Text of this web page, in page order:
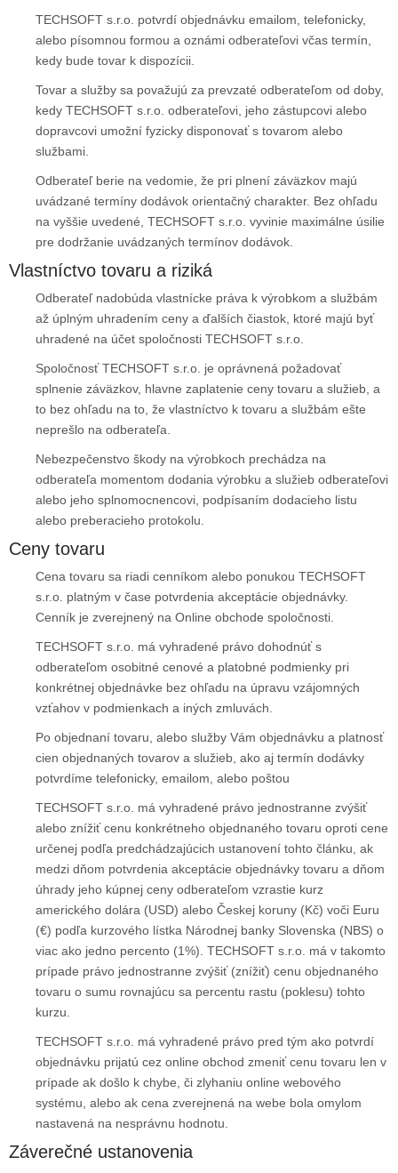
TECHSOFT s.r.o. potvrdí objednávku emailom, telefonicky,
alebo písomnou formou a oznámi odberateľovi včas termín,
kedy bude tovar k dispozícii.
Tovar a služby sa považujú za prevzaté odberateľom od doby,
kedy TECHSOFT s.r.o. odberateľovi, jeho zástupcovi alebo
dopravcovi umožní fyzicky disponovať s tovarom alebo
službami.
Odberateľ berie na vedomie, že pri plnení záväzkov majú
uvádzané termíny dodávok orientačný charakter. Bez ohľadu
na vyššie uvedené, TECHSOFT s.r.o. vyvinie maximálne úsilie
pre dodržanie uvádzaných termínov dodávok.
Vlastníctvo tovaru a riziká
Odberateľ nadobúda vlastnícke práva k výrobkom a službám
až úplným uhradením ceny a ďalších čiastok, ktoré majú byť
uhradené na účet spoločnosti TECHSOFT s.r.o.
Spoločnosť TECHSOFT s.r.o. je oprávnená požadovať
splnenie záväzkov, hlavne zaplatenie ceny tovaru a služieb, a
to bez ohľadu na to, že vlastníctvo k tovaru a službám ešte
neprešlo na odberateľa.
Nebezpečenstvo škody na výrobkoch prechádza na
odberateľa momentom dodania výrobku a služieb odberateľovi
alebo jeho splnomocnencovi, podpísaním dodacieho listu
alebo preberacieho protokolu.
Ceny tovaru
Cena tovaru sa riadi cenníkom alebo ponukou TECHSOFT
s.r.o. platným v čase potvrdenia akceptácie objednávky.
Cenník je zverejnený na Online obchode spoločnosti.
TECHSOFT s.r.o. má vyhradené právo dohodnúť s
odberateľom osobitné cenové a platobné podmienky pri
konkrétnej objednávke bez ohľadu na úpravu vzájomných
vzťahov v podmienkach a iných zmluvách.
Po objednaní tovaru, alebo služby Vám objednávku a platnosť
cien objednaných tovarov a služieb, ako aj termín dodávky
potvrdíme telefonicky, emailom, alebo poštou
TECHSOFT s.r.o. má vyhradené právo jednostranne zvýšiť
alebo znížiť cenu konkrétneho objednaného tovaru oproti cene
určenej podľa predchádzajúcich ustanovení tohto článku, ak
medzi dňom potvrdenia akceptácie objednávky tovaru a dňom
úhrady jeho kúpnej ceny odberateľom vzrastie kurz
amerického dolára (USD) alebo Českej koruny (Kč) voči Euru
(€) podľa kurzového lístka Národnej banky Slovenska (NBS) o
viac ako jedno percento (1%). TECHSOFT s.r.o. má v takomto
prípade právo jednostranne zvýšiť (znížiť) cenu objednaného
tovaru o sumu rovnajúcu sa percentu rastu (poklesu) tohto
kurzu.
TECHSOFT s.r.o. má vyhradené právo pred tým ako potvrdí
objednávku prijatú cez online obchod zmeniť cenu tovaru len v
prípade ak došlo k chybe, či zlyhaniu online webového
systému, alebo ak cena zverejnená na webe bola omylom
nastavená na nesprávnu hodnotu.
Záverečné ustanovenia